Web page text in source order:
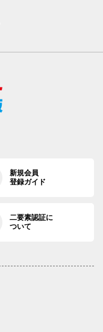
新規会員
登録ガイド
二要素認証に
ついて